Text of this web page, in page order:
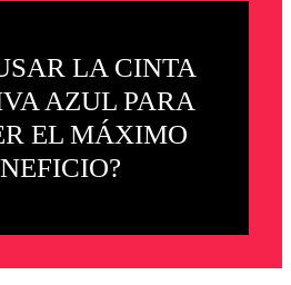
LA CINTA
AZUL PARA
EL MÁXIMO